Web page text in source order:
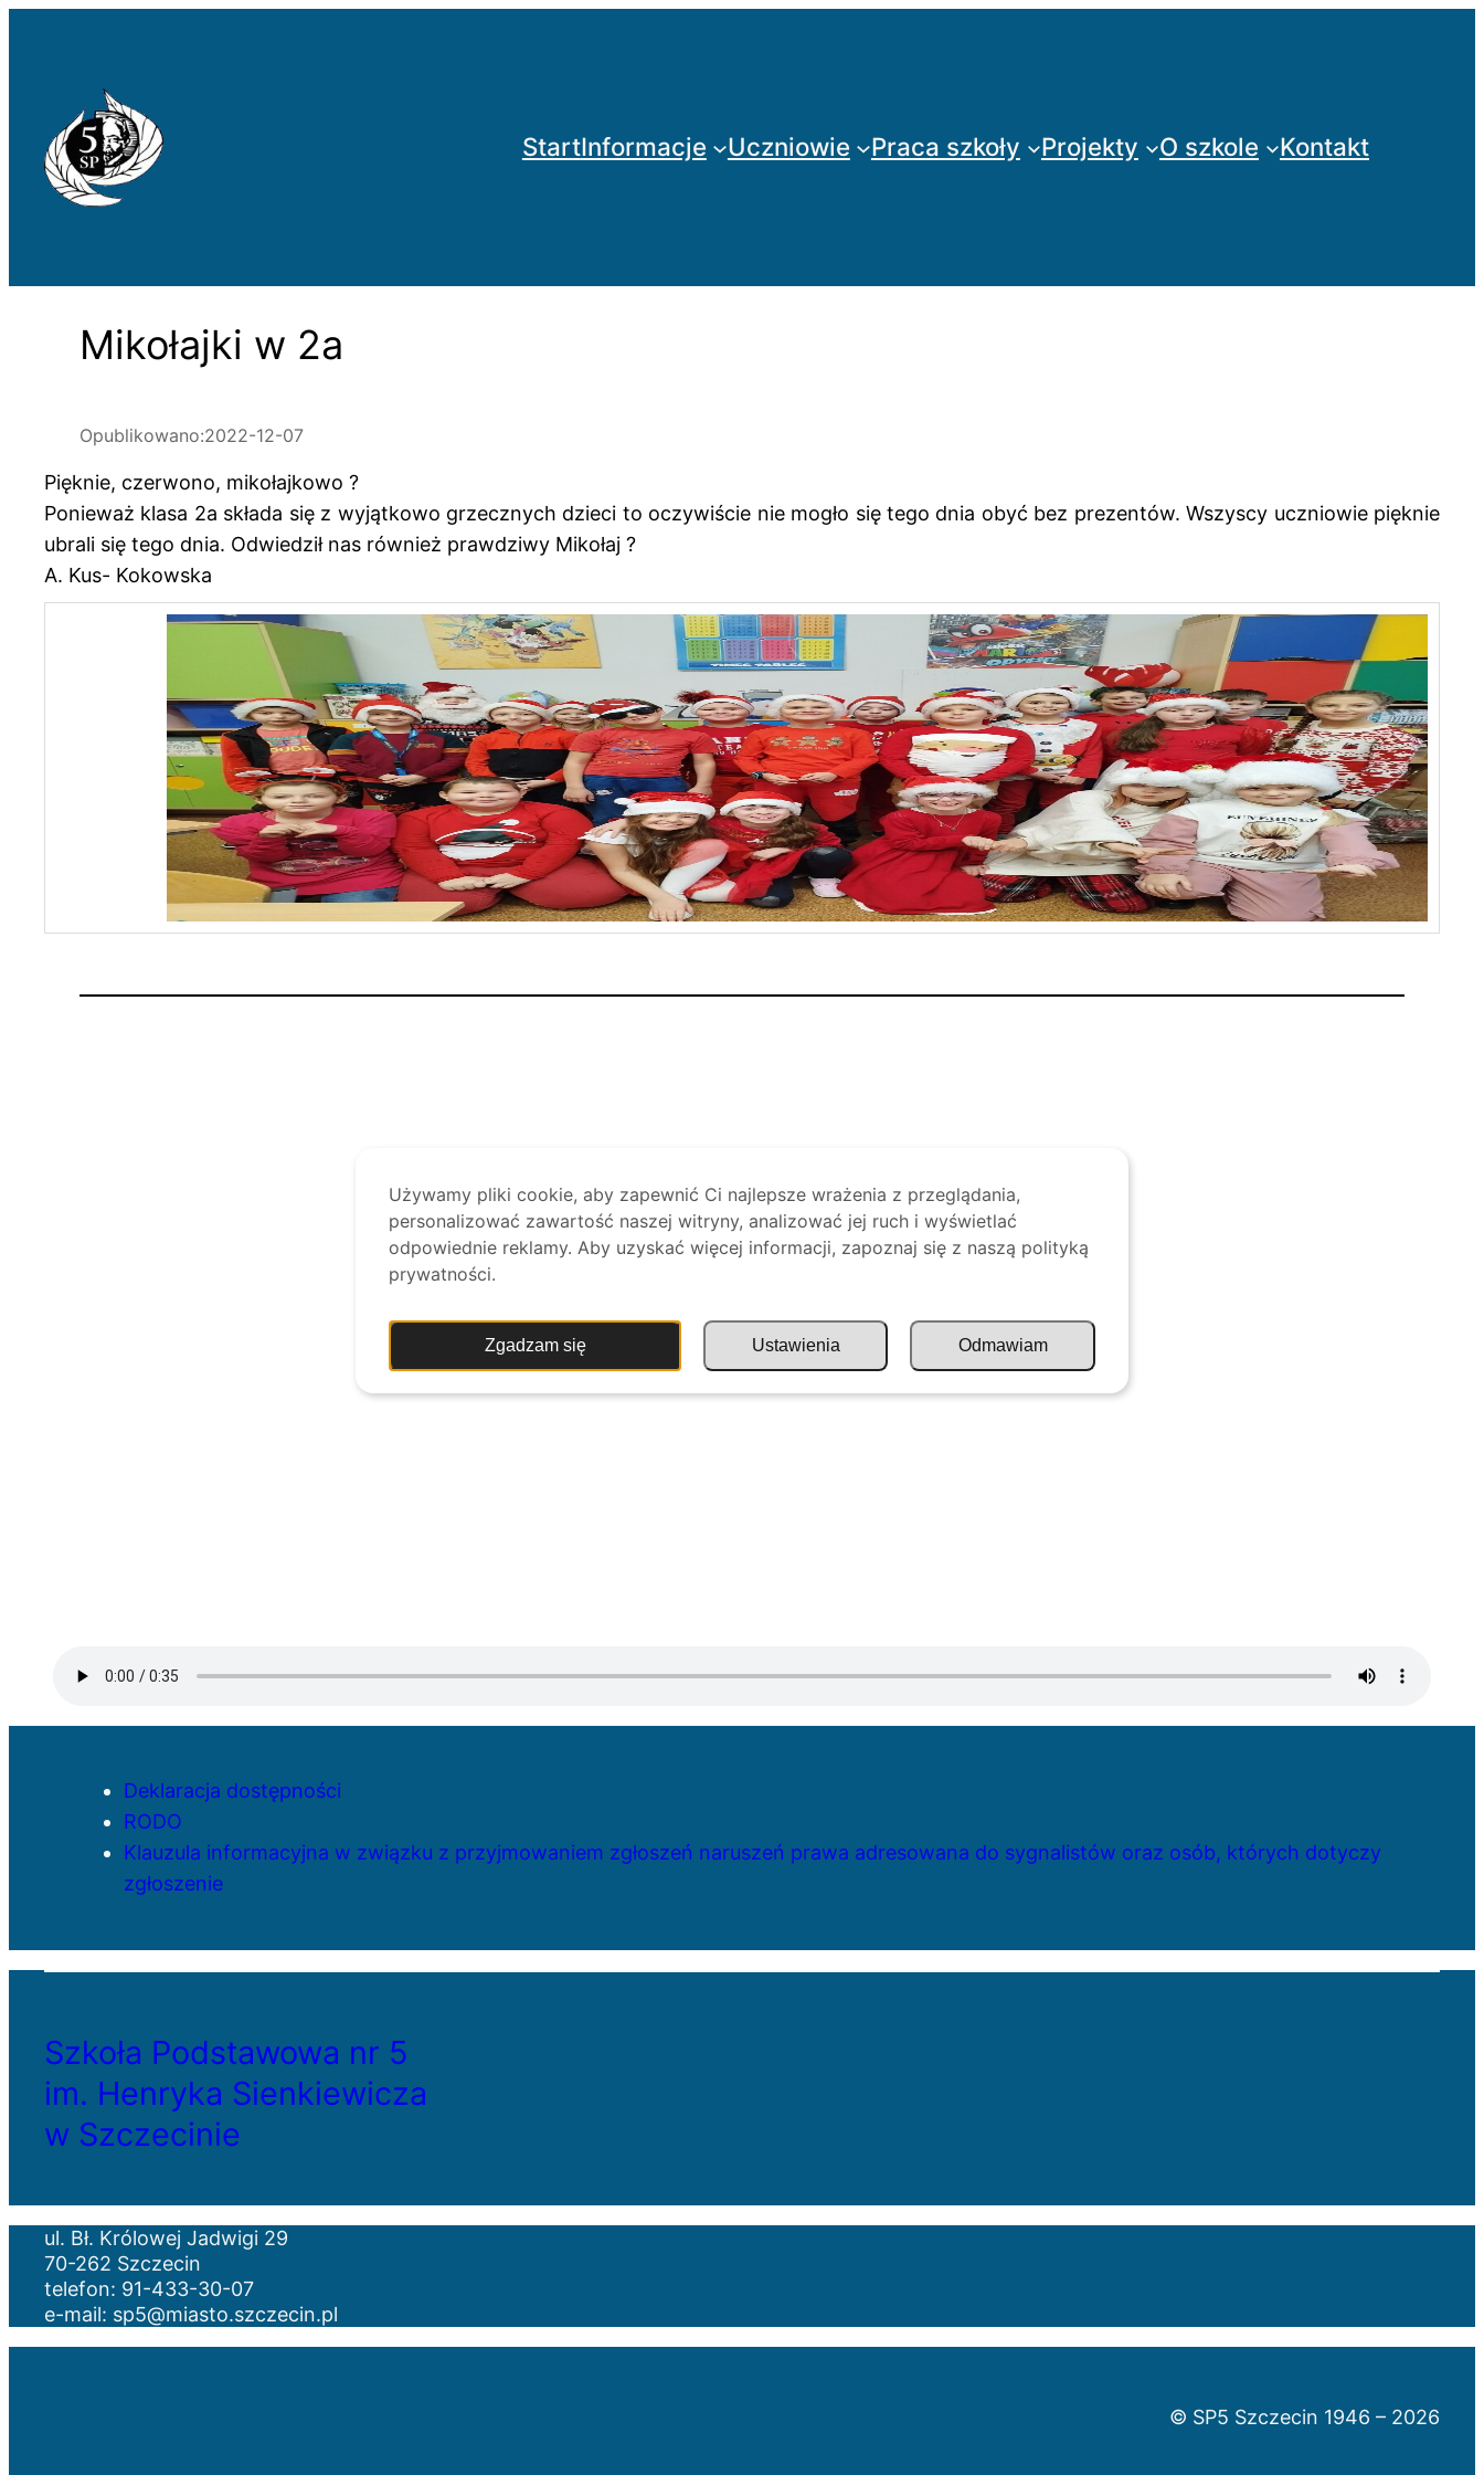
StartInformacje Uczniowie Praca szkoły Projekty O szkole Kontakt
Mikołajki w 2a
Opublikowano:2022-12-07
Pięknie, czerwono, mikołajkowo ?
Ponieważ klasa 2a składa się z wyjątkowo grzecznych dzieci to oczywiście nie mogło się tego dnia obyć bez prezentów. Wszyscy uczniowie pięknie
ubrali się tego dnia. Odwiedził nas również prawdziwy Mikołaj ?
A. Kus- Kokowska
Deklaracja dostępności
RODO
Klauzula informacyjna w związku z przyjmowaniem zgłoszeń naruszeń prawa adresowana do sygnalistów oraz osób, których dotyczy
zgłoszenie
Szkoła Podstawowa nr 5
im. Henryka Sienkiewicza
w Szczecinie
ul. Bł. Królowej Jadwigi 29
70-262 Szczecin
telefon: 91-433-30-07
e-mail: sp5@miasto.szczecin.pl
© SP5 Szczecin 1946 – 2026
Używamy pliki cookie, aby zapewnić Ci najlepsze wrażenia z przeglądania,
personalizować zawartość naszej witryny, analizować jej ruch i wyświetlać
odpowiednie reklamy. Aby uzyskać więcej informacji, zapoznaj się z naszą polityką
prywatności.
Zgadzam się Ustawienia Odmawiam